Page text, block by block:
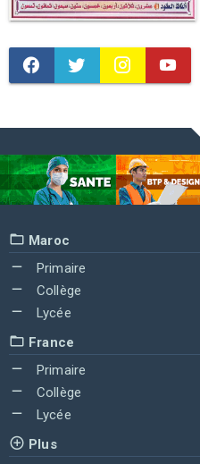
Maroc
Primaire
Collège
Lycée
France
Primaire
Collège
Lycée
Plus